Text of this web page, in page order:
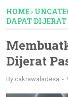
HOME›
DAPAT
Dijerat
By cakrawaladesa